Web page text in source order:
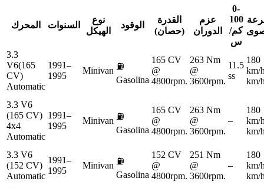
المحرك السنوات
نوع
الهيكل
الوقود
القدرة
(حصان)
عزم
الدوران
0-
100
كم/
س
3.3
V6(165
CV)
Automatic
1991–
1995
Minivan ⛽
Gasolina
165 CV
@
4800rpm.
263 Nm
@
3600rpm.
11.5
ss
180
km/
km/
3.3 V6
(165 CV)
4x4
Automatic
1991–
1995
Minivan ⛽
Gasolina
165 CV
@
4800rpm.
263 Nm
@
3600rpm.
–
180
km/
km/
3.3 V6
(152 CV)
Automatic
1991–
1995
Minivan ⛽
Gasolina
152 CV
@
4800rpm.
251 Nm
@
3600rpm.
–
180
km/
km/